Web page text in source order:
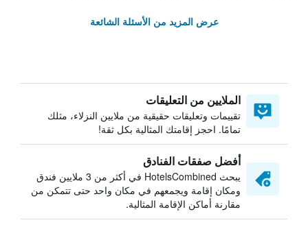
عرض المزيد من الأسئلة الشائعة
الملايين من التعليقات
تقييمات وتعليقات حقيقية من ملايين النزلاء، مثلك
تمامًا. احجز إقامتك المثالية بكل ثقة!
أفضل صفقات الفنادق
يبحث HotelsCombined في أكثر من 3 ملايين فندق
ومكان إقامة ويجمعهم في مكان واحد حتى تتمكن من
مقارنة أماكن الإقامة المثالية.